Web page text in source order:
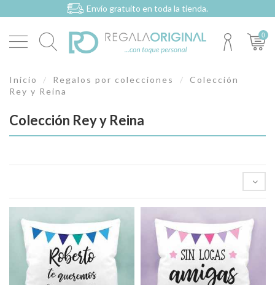
Envío gratuito en toda la tienda.
0
Inicio Regalos por colecciones
Colección
Rey y Reina
Colección Rey y Reina